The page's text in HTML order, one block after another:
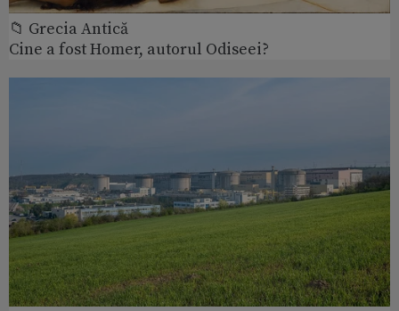
📁 Grecia Antică
Cine a fost Homer, autorul Odiseei?